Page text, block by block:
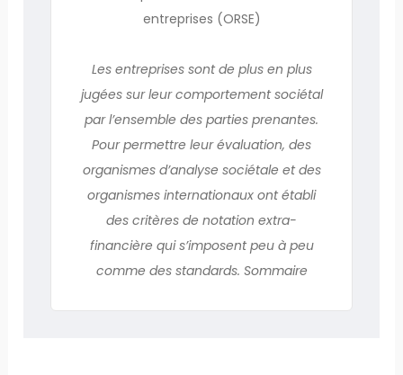
entreprises (ORSE)
Les entreprises sont de plus en plus
jugées sur leur comportement sociétal
par l’ensemble des parties prenantes.
Pour permettre leur évaluation, des
organismes d’analyse sociétale et des
organismes internationaux ont établi
des critères de notation extra-
financière qui s’imposent peu à peu
comme des standards. Sommaire